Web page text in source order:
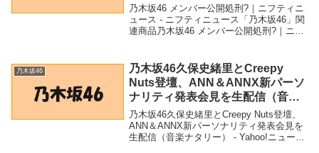
乃木坂46 メンバー公開処刑?｜ニフティニ
ュース - ニフティニュース「乃木坂46」関
連商品乃木坂46 メンバー公開処刑?｜ニフ
ニフティニュース
乃木坂46
乃木坂46久保史緒里とCreepy
Nuts登壇、ANN＆ANNX新パーソ
ナリティ発表会見を生配信（音楽
ナタリー） – Yahoo!ニュース –
Yahoo!ニュース
乃木坂46久保史緒里とCreepy Nuts登壇、
ANN＆ANNX新パーソナリティ発表会見を
生配信（音楽ナタリー） - Yahoo!ニュース